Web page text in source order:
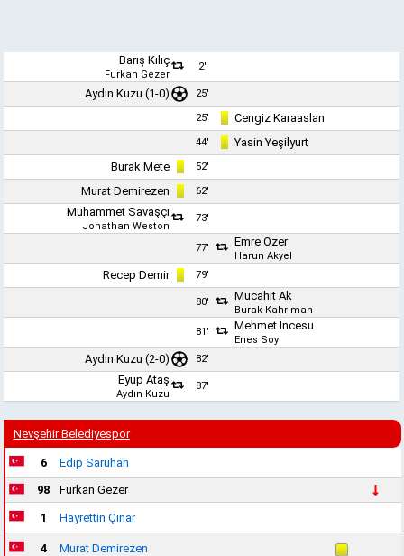
Barış Kılıç
Furkan Gezer
2'
Aydın Kuzu (1-0) 25'
25' Cengiz Karaaslan
44'
Yasin Yeşilyurt
Burak Mete
52'
Murat Demirezen 62'
Muhammet Savaşçı
Jonathan Weston
73'
77' Emre Özer
Harun Akyel
Recep Demir 79'
80' Mücahit Ak
Burak Kahrıman
81'
Mehmet İncesu
Enes Soy
Aydın Kuzu (2-0) 82'
Eyup Ataş
Aydın Kuzu
87'
Nevşehir Belediyespor
6
Edip Saruhan
98
Furkan Gezer
1 Hayrettin Çınar
4 Murat Demirezen